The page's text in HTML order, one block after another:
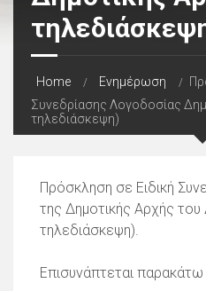
Home Ενημέρωση
Συνεδρίασης Λογοδοσίας
τηλεδιάσκεψη)
Πρόσκληση σε Ειδική
της Δημοτικής Αρχής
τηλεδιάσκεψη).
Επισυνάπτεται